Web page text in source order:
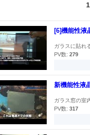
1
[6]機能性液
ガラスに貼れ
PV数: 279
新機能性液
ガラス窓の室
PV数: 317